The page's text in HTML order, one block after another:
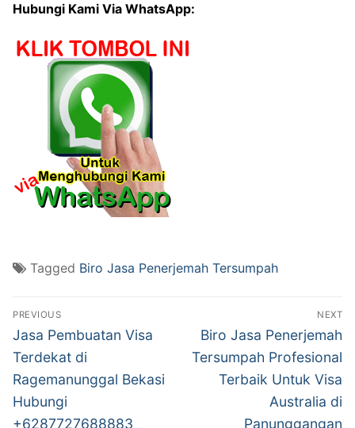
Hubungi Kami Via WhatsApp:
Tagged Biro Jasa Penerjemah Tersumpah
Post
navigation
PREVIOUS
Previous
post:
Jasa Pembuatan Visa
Terdekat di
Ragemanunggal Bekasi
Hubungi
+6287727688883
NEXT
Next
post:
Biro Jasa Penerjemah
Tersumpah Profesional
Terbaik Untuk Visa
Australia di
Panunggangan